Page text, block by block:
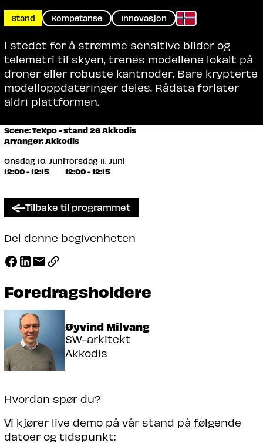
Stand Kompetanse Innovasjon
I stedet for å strømme sensitive bilder og
telemetri til skyen, trenes modellene lokalt på
droner eller robuste kantnoder. Bare krypterte
modelloppdateringer deles. Rådata forlater
aldri plattformen.
Scene: TeXpo - stand 26 Akkodis
Arrangør: Akkodis
Onsdag 10. Juni
12:00 - 12:15
Torsdag 11. Juni
12:00 - 12:15
Tilbake til programmet
Del denne begivenheten
Foredragsholdere
Øyvind Milvang
SW-arkitekt
Akkodis
Hvordan spør du?
Vi kjører live demo på vår stand på følgende
datoer og tidspunkt: